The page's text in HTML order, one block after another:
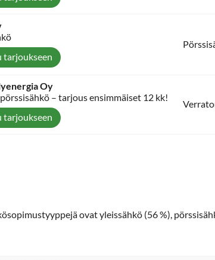
tarjoukseen
Oy
– tarjous ensimmäiset 12 kk!
tarjoukseen
ovat yleissähkö (56 %),